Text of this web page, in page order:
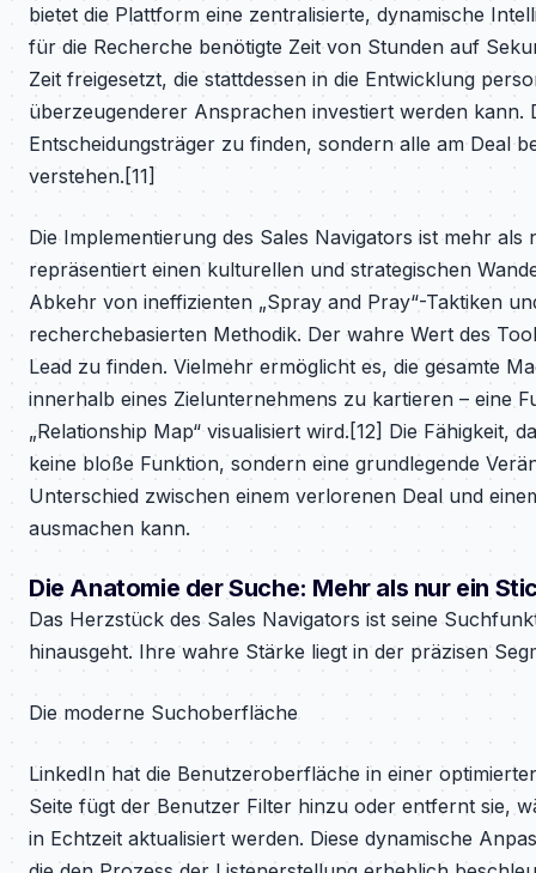
bietet die Plattform eine zentralisierte, dynamische
für die Recherche benötigte Zeit von Stunden auf
Zeit freigesetzt, die stattdessen in die Entwicklung
überzeugenderer Ansprachen investiert werden
Entscheidungsträger zu finden, sondern alle am Deal
verstehen.[11]
Die Implementierung des Sales Navigators ist mehr
repräsentiert einen kulturellen und strategischen
Abkehr von ineffizienten „Spray and Pray“-Taktiken
recherchebasierten Methodik. Der wahre Wert des
Lead zu finden. Vielmehr ermöglicht es, die gesamte
innerhalb eines Zielunternehmens zu kartieren – eine
„Relationship Map“ visualisiert wird.[12] Die Fähigkeit,
keine bloße Funktion, sondern eine grundlegende
Unterschied zwischen einem verlorenen Deal und
ausmachen kann.
Die Anatomie der Suche: Mehr als nur ein
Das Herzstück des Sales Navigators ist seine
hinausgeht. Ihre wahre Stärke liegt in der präzisen
Die moderne Suchoberfläche
LinkedIn hat die Benutzeroberfläche in einer
Seite fügt der Benutzer Filter hinzu oder entfernt sie,
in Echtzeit aktualisiert werden. Diese dynamische